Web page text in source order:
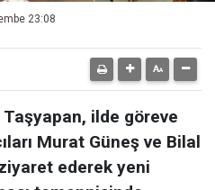
23:08
ilde göreve
Murat Güneş ve Bilal
ederek yeni